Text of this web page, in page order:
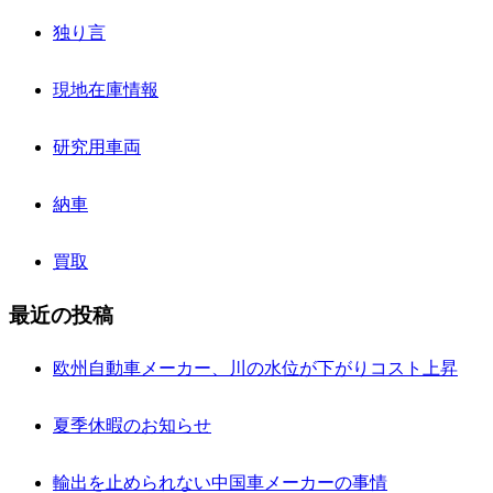
独り言
現地在庫情報
研究用車両
納車
買取
最近の投稿
欧州自動車メーカー、川の水位が下がりコスト上昇
夏季休暇のお知らせ
輸出を止められない中国車メーカーの事情